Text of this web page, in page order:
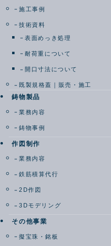
施工事例
技術資料
表面めっき処理
耐荷重について
開口寸法について
既製規格蓋｜販売・施工
鋳物製品
業務内容
鋳物事例
作図制作
業務内容
鉄筋積算代行
2D作図
3Dモデリング
その他事業
擬宝珠・銘板